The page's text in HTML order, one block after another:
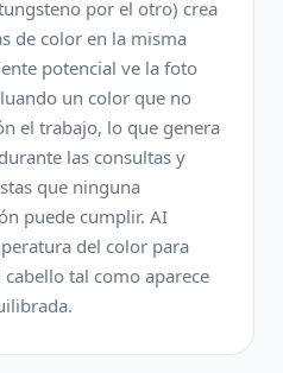
por el otro) crea
de color en la misma
potencial ve la foto
un color que no
el trabajo, lo que genera
las consultas y
que ninguna
puede cumplir. AI
del color para
tal como aparece